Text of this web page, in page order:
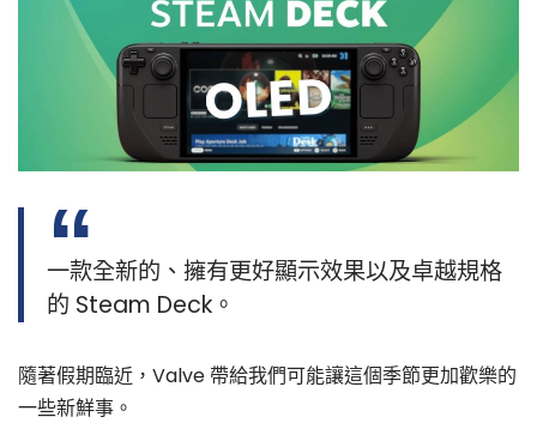
一款全新的、擁有更好顯示效果以及卓越規格
的 Steam Deck。
隨著假期臨近，Valve 帶給我們可能讓這個季節更加歡樂的
一些新鮮事。